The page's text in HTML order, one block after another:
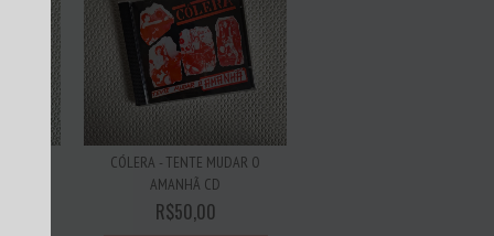
VI CD
CÓLERA - TENTE MUDAR O
AMANHÃ CD
R$50,00